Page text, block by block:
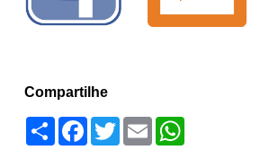
Compartilhe
Compartilhar
Facebook
TwitterEmailWhatsApp